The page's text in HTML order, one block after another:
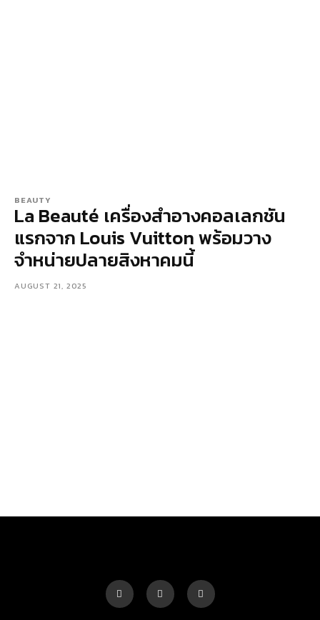
BEAUTY
La Beauté เครื่องสำอางคอลเลกชัน
แรกจาก Louis Vuitton พร้อมวาง
จำหน่ายปลายสิงหาคมนี้
AUGUST 21, 2025